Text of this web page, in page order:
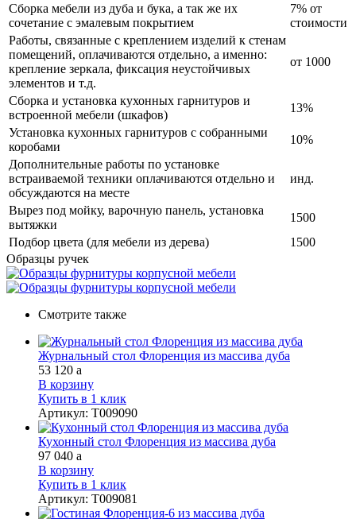
Сборка мебели из дуба и бука, а так же их
сочетание с эмалевым покрытием
7% от
стоимости
Работы, связанные с креплением изделий к стенам
помещений, оплачиваются отдельно, а именно:
крепление зеркала, фиксация неустойчивых
элементов и т.д.
от 1000
Сборка и установка кухонных гарнитуров и
встроенной мебели (шкафов)
13%
Установка кухонных гарнитуров с собранными
коробами
10%
Дополнительные работы по установке
встраиваемой техники оплачиваются отдельно и
обсуждаются на месте
инд.
Вырез под мойку, варочную панель, установка
вытяжки
1500
Подбор цвета (для мебели из дерева)
1500
Образцы ручек
Смотрите также
Журнальный стол Флоренция из массива дуба
53 120 a
В корзину
Купить в 1 клик
Артикул: Т009090
Кухонный стол Флоренция из массива дуба
97 040 a
В корзину
Купить в 1 клик
Артикул: Т009081